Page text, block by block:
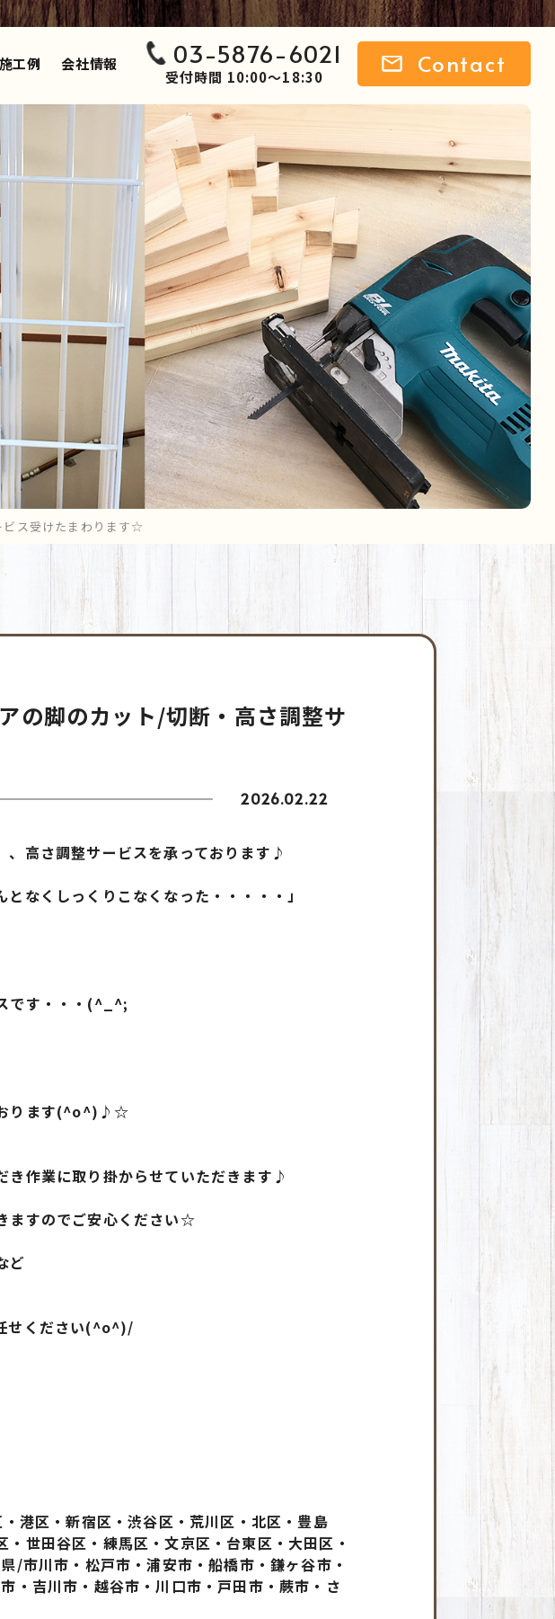
施工例 会社情報 03-5876-6021
受付時間 10:00～18:30 Contact
ビス受けたまわります☆
の脚のカット/切断・高さ調整サ
2026.02.22
、高さ調整サービスを承っております♪
なくしっくりこなくなった・・・・・」
です・・・(^_^;
おります(^o^)♪☆
き作業に取り掛からせていただきます♪
ますのでご安心ください☆
ど
せください(^o^)/
港区・新宿区・渋谷区・荒川区・北区・豊島
世田谷区・練馬区・文京区・台東区・大田区・
/市川市・松戸市・浦安市・船橋市・鎌ヶ谷市・
吉川市・越谷市・川口市・戸田市・蕨市・さ